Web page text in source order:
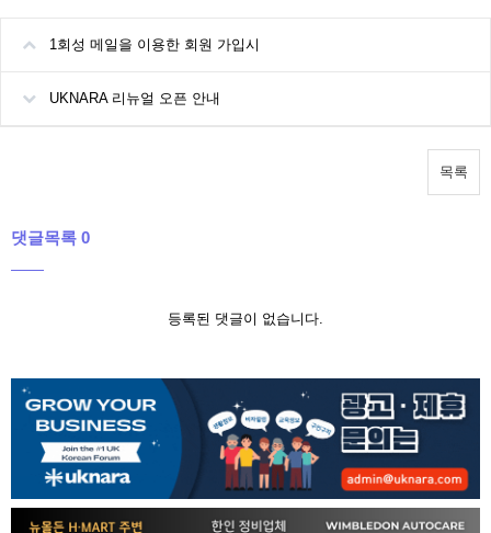
1회성 메일을 이용한 회원 가입시
UKNARA 리뉴얼 오픈 안내
목록
댓글목록 0
등록된 댓글이 없습니다.